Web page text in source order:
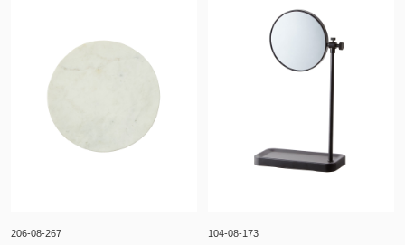
206-08-267 104-08-173